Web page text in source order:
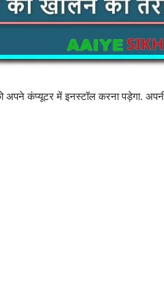
कंप्यूटर में इनस्टॉल करना पड़ेगा.